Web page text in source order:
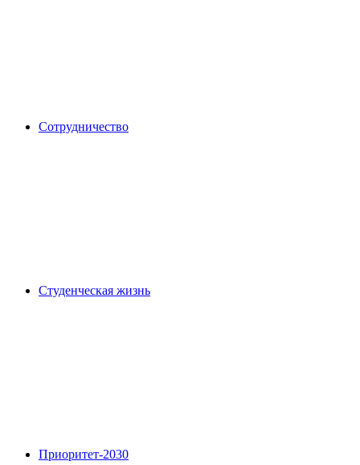
Сотрудничество
Студенческая жизнь
Приоритет-2030